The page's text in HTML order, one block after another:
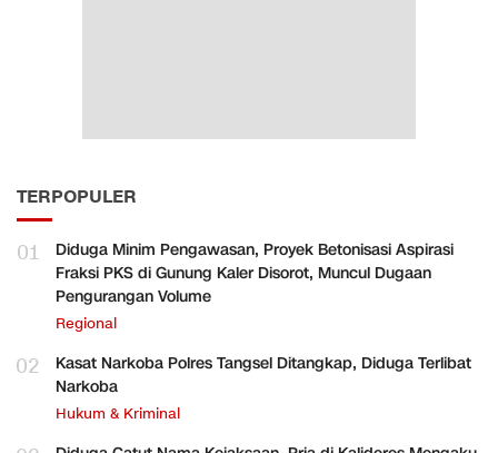
TERPOPULER
01
Diduga Minim Pengawasan, Proyek Betonisasi Aspirasi
Fraksi PKS di Gunung Kaler Disorot, Muncul Dugaan
Pengurangan Volume
Regional
02
Kasat Narkoba Polres Tangsel Ditangkap, Diduga Terlibat
Narkoba
Hukum & Kriminal